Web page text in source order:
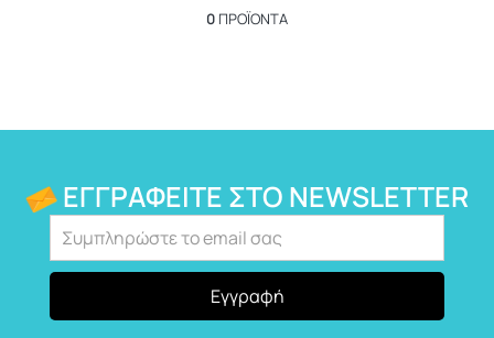
0 ΠΡΟΪΌΝΤΑ
ΕΓΓΡΑΦΕΊΤΕ ΣΤΟ NEWSLETTER